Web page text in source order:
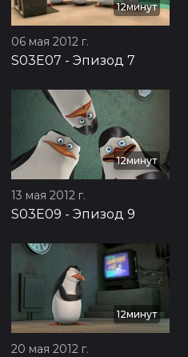
12минут
06 мая 2012 г.
S03E07 - Эпизод 7
12минут
13 мая 2012 г.
S03E09 - Эпизод 9
12минут
20 мая 2012 г.